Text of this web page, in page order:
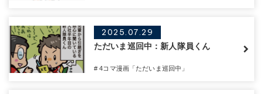
2025.07.29
ただいま巡回中：新人隊員くん
# 4コマ漫画「ただいま巡回中」